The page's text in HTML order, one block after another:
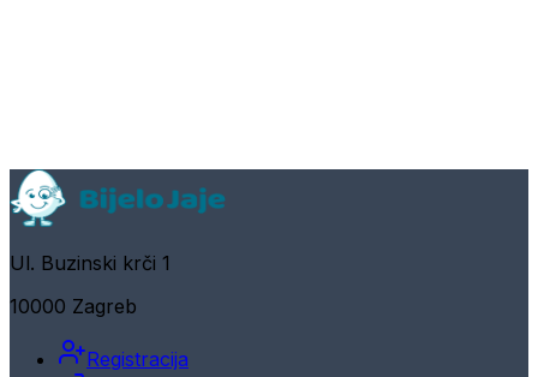
Ul. Buzinski krči 1
10000 Zagreb
Registracija